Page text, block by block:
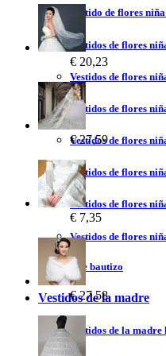
Vestido de flores
Vestidos de flores
Vestidos de flores
Vestidos de flores
Vestidos de flores
Vestidos de flores
Vestidos de flores
Vestidos de flores
Vestidos de bautizo
Vestidos de la madre
Vestidos de la
€ 20,23
€ 27,59
€ 7,35
€ 27,58